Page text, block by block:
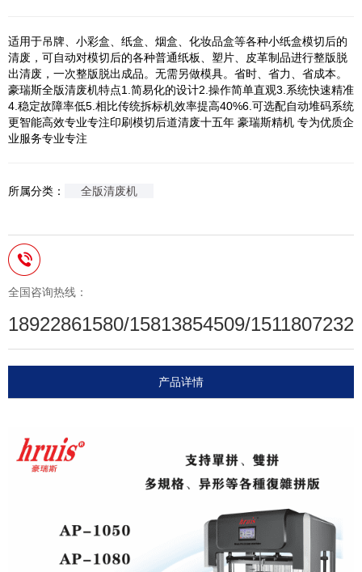
适用于吊牌、小彩盒、纸盒、烟盒、化妆品盒等各种小纸盒模切后的
清废，可自动对模切后的各种普通纸板、塑片、皮革制品进行整版脱
出清废，一次整版脱出成品。无需另做模具。省时、省力、省成本。
豪瑞斯全版清废机特点1.简易化的设计2.操作简单直观3.系统快速精准
4.稳定故障率低5.相比传统拆标机效率提高40%6.可选配自动堆码系统
更智能高效专业专注印刷模切后道清废十五年 豪瑞斯精机 专为优质企
业服务专业专注
所属分类： 全版清废机
全国咨询热线：
18922861580/15813854509/
产品详情